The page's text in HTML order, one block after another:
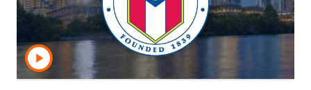
che consente alle agenzie e alle unità militari di
integrare o incorporare l'intelligence proveniente
da varie origini dati in nuove applicazioni con
esperienze utente moderne.